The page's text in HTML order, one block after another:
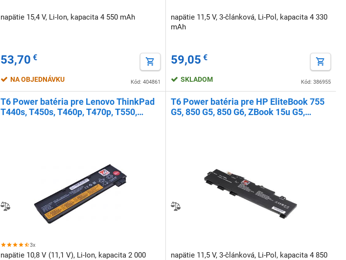
napätie 15,4 V, Li-Ion, kapacita 4 550 mAh
53,70 €
Kód: 404861
NA OBJEDNÁVKU
napätie 11,5 V, 3-článková, Li-Pol, kapacita 4 330
mAh
59,05 €
Kód: 386955
SKLADOM
T6 Power batéria pre Lenovo ThinkPad
T440s, T450s, T460p, T470p, T550,
3x
napätie 10,8 V (11,1 V), Li-Ion, kapacita 2 000
T6 Power batéria pre HP EliteBook 755
G5, 850 G5, 850 G6, ZBook 15u G5,
napätie 11,5 V, 3-článková, Li-Pol, kapacita 4 850